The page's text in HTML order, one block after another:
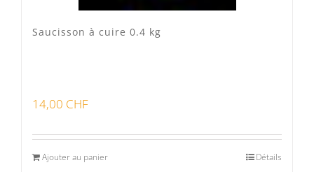
Saucisson à cuire 0.4 kg
14,00 CHF
Ajouter au panier Détails